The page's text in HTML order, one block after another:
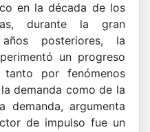
en la década de los
durante la gran
posteriores, la
un progreso
tanto por fenómenos
demanda como de la
argumenta
de impulso fue un